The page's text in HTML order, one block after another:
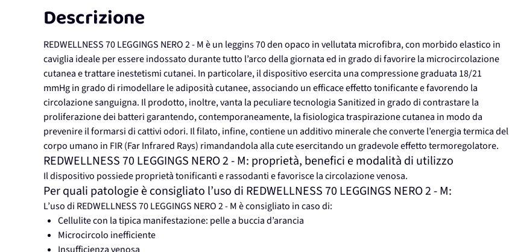
Descrizione
REDWELLNESS 70 LEGGINGS NERO 2 - M è un leggins 70 den opaco in vellutata microfibra, con morbido elastico in
caviglia ideale per essere indossato durante tutto l’arco della giornata ed in grado di favorire la microcircolazione
cutanea e trattare inestetismi cutanei. In particolare, il dispositivo esercita una compressione graduata 18/21
mmHg in grado di rimodellare le adiposità cutanee, associando un efficace effetto tonificante e favorendo la
circolazione sanguigna. Il prodotto, inoltre, vanta la peculiare tecnologia Sanitized in grado di contrastare la
proliferazione dei batteri garantendo, contemporaneamente, la fisiologica traspirazione cutanea in modo da
prevenire il formarsi di cattivi odori. Il filato, infine, contiene un additivo minerale che converte l’energia termica del
corpo umano in FIR (Far Infrared Rays) rimandandola alla cute esercitando un gradevole effetto termoregolatore.
REDWELLNESS 70 LEGGINGS NERO 2 - M: proprietà, benefici e modalità di utilizzo
Il dispositivo possiede proprietà tonificanti e rassodanti e favorisce la circolazione venosa.
Per quali patologie è consigliato l’uso di REDWELLNESS 70 LEGGINGS NERO 2 - M:
L’uso di REDWELLNESS 70 LEGGINGS NERO 2 - M è consigliato in caso di:
Cellulite con la tipica manifestazione: pelle a buccia d’arancia
Microcircolo inefficiente